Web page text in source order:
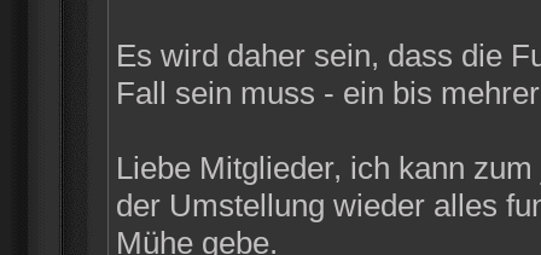
Es wird daher sein, dass die
Fall sein muss - ein bis
Liebe Mitglieder, ich kann
der Umstellung wieder alles
Mühe gebe.